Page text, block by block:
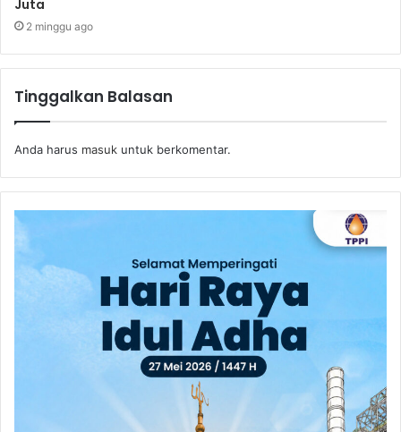
Juta
2 minggu ago
Tinggalkan Balasan
Anda harus masuk untuk berkomentar.